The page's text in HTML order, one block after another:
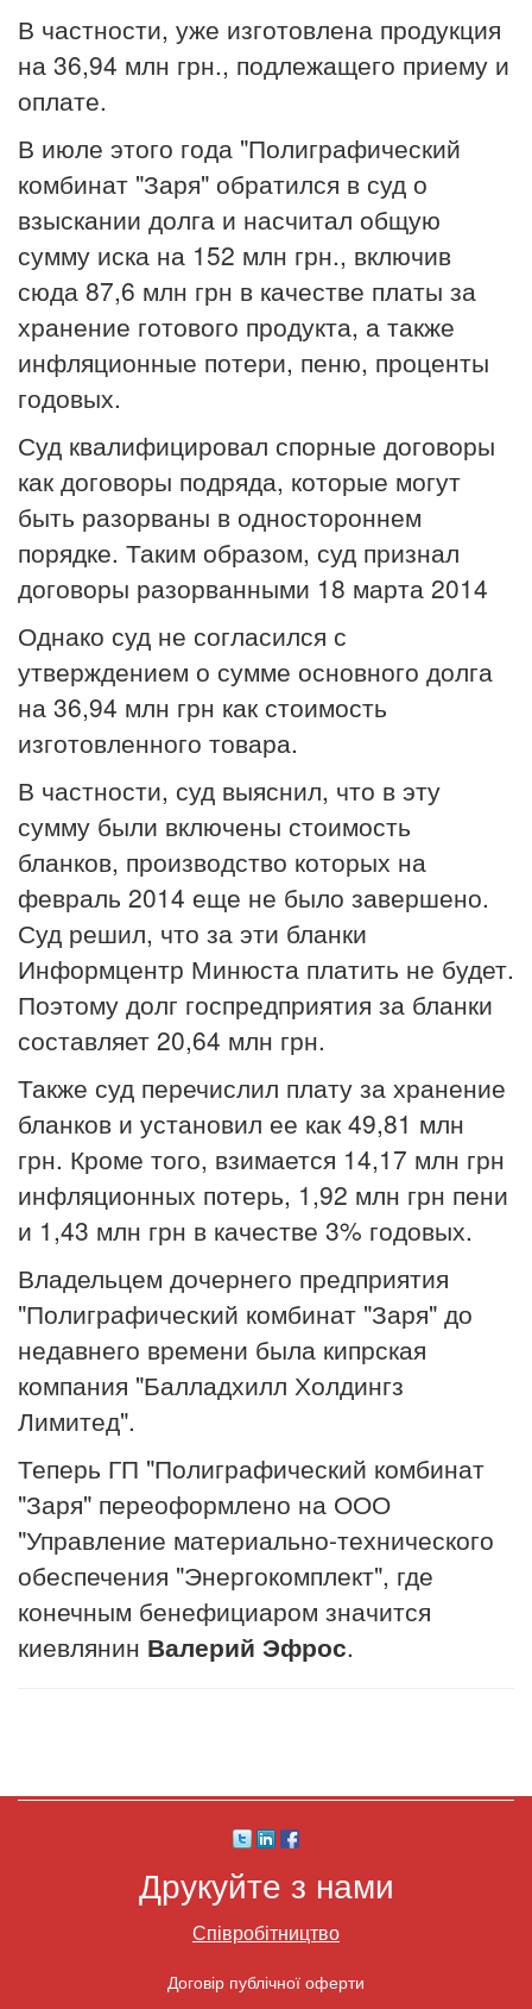
В частности, уже изготовлена продукция
на 36,94 млн грн., подлежащего приему и
оплате.
В июле этого года "Полиграфический
комбинат "Заря" обратился в суд о
взыскании долга и насчитал общую
сумму иска на 152 млн грн., включив
сюда 87,6 млн грн в качестве платы за
хранение готового продукта, а также
инфляционные потери, пеню, проценты
годовых.
Суд квалифицировал спорные договоры
как договоры подряда, которые могут
быть разорваны в одностороннем
порядке. Таким образом, суд признал
договоры разорванными 18 марта 2014
Однако суд не согласился с
утверждением о сумме основного долга
на 36,94 млн грн как стоимость
изготовленного товара.
В частности, суд выяснил, что в эту
сумму были включены стоимость
бланков, производство которых на
февраль 2014 еще не было завершено.
Суд решил, что за эти бланки
Информцентр Минюста платить не будет.
Поэтому долг госпредприятия за бланки
составляет 20,64 млн грн.
Также суд перечислил плату за хранение
бланков и установил ее как 49,81 млн
грн. Кроме того, взимается 14,17 млн грн
инфляционных потерь, 1,92 млн грн пени
и 1,43 млн грн в качестве 3% годовых.
Владельцем дочернего предприятия
"Полиграфический комбинат "Заря" до
недавнего времени была кипрская
компания "Балладхилл Холдингз
Лимитед".
Теперь ГП "Полиграфический комбинат
"Заря" переоформлено на ООО
"Управление материально-технического
обеспечения "Энергокомплект", где
конечным бенефициаром значится
киевлянин Валерий Эфрос.
Друкуйте з нами
Співробітництво
Договір публічної оферти